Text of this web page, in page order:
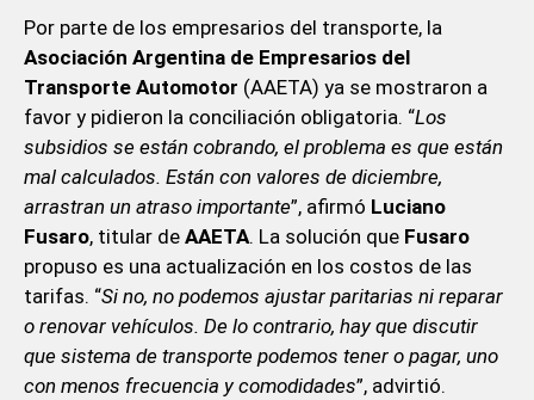
Por parte de los empresarios del transporte, la
Asociación Argentina de Empresarios del
Transporte Automotor (AAETA) ya se mostraron a
favor y pidieron la conciliación obligatoria. “Los
subsidios se están cobrando, el problema es que están
mal calculados. Están con valores de diciembre,
arrastran un atraso importante”, afirmó Luciano
Fusaro, titular de AAETA. La solución que Fusaro
propuso es una actualización en los costos de las
tarifas. “Si no, no podemos ajustar paritarias ni reparar
o renovar vehículos. De lo contrario, hay que discutir
que sistema de transporte podemos tener o pagar, uno
con menos frecuencia y comodidades”, advirtió.